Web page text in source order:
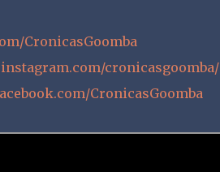
CronicasGoomba
cronicasgoomba/
CronicasGoomba